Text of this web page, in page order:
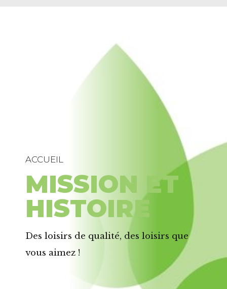
ACCUEIL
MISSION ET
HISTOIRE
Des loisirs de qualité, des loisirs que
vous aimez !